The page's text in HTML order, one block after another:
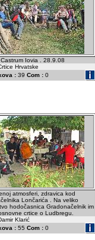
Iovia . 28.9.08
Hrvatske
: 39 Com : 0
atmosferi, zdravica kod
Lončarića . Na veliko
hodočasnica Gradonačelnik im
crtice o Ludbregu.
Klarić
: 55 Com : 0